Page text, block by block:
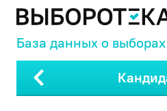
База данных о